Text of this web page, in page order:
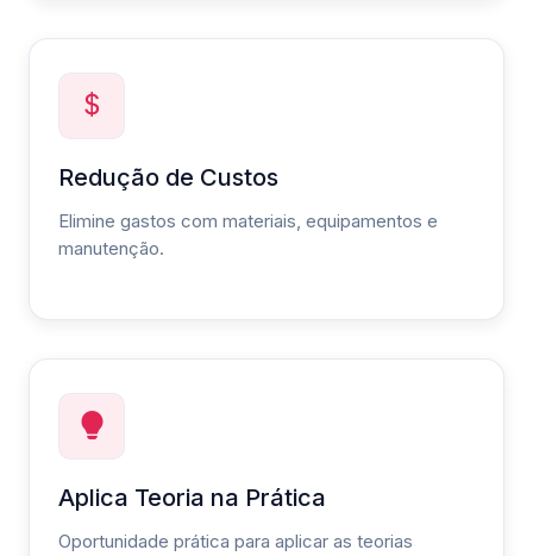
Redução de Custos
Elimine gastos com materiais, equipamentos e
manutenção.
Aplica Teoria na Prática
Oportunidade prática para aplicar as teorias